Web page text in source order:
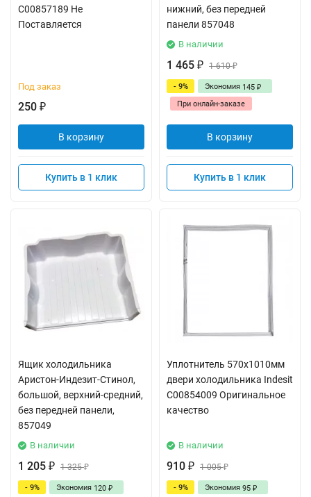
C00857189 Не
Поставляется
Под заказ
250 ₽
В корзину
Купить в 1 клик
нижний, без передней
панели 857048
В наличии
1 465 ₽ 1 610₽
- 9% Экономия 145 ₽
При онлайн-заказе
В корзину
Купить в 1 клик
Ящик холодильника
Аристон-Индезит-Стинол,
большой, верхний-средний,
без передней панели,
857049
В наличии
1 205 ₽ 1 325₽
- 9% Экономия 120 ₽
Уплотнитель 570x1010мм
двери холодильника Indesit
C00854009 Оригинальное
качество
В наличии
910 ₽ 1 005₽
- 9% Экономия 95 ₽